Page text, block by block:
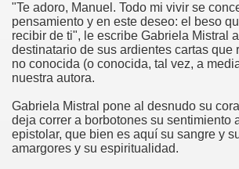
"Te adoro, Manuel. Todo mi vivir se
pensamiento y en este deseo: el beso
recibir de ti", le escribe Gabriela Mistral
destinatario de sus ardientes cartas que
no conocida (o conocida, tal vez, a
nuestra autora.
Gabriela Mistral pone al desnudo su
deja correr a borbotones su sentimiento
epistolar, que bien es aquí su sangre y
amargores y su espiritualidad.